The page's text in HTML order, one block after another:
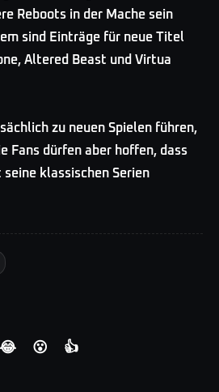
Reboots in der Mache sein
sind Einträge für neue Titel
Altered Beast und Virtua
zu neuen Spielen führen,
Fans dürfen aber hoffen, dass
seine klassischen Serien
😂 😮 👍